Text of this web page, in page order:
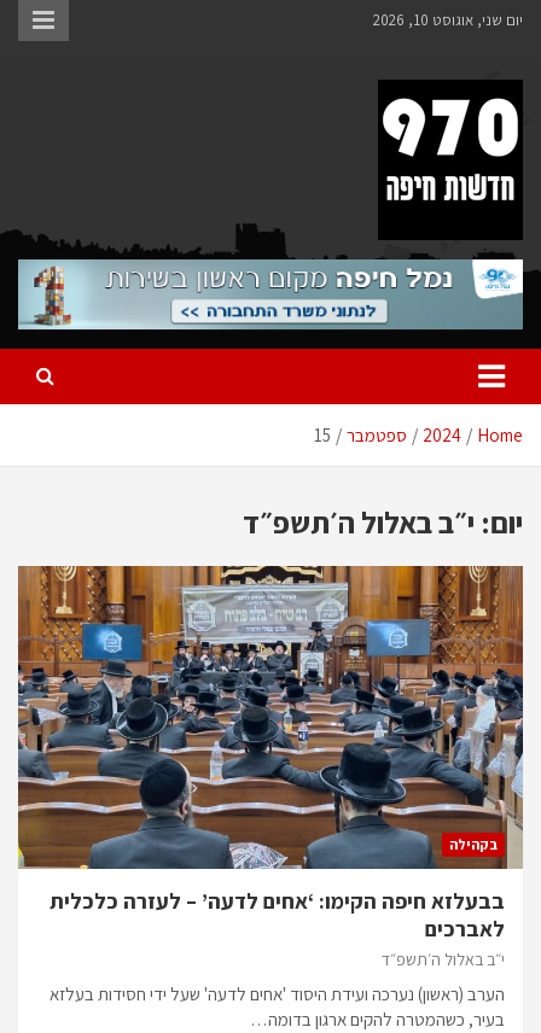
Skipיום שני, אוגוסט 10, 2026
970 חדשות חיפה
970 חדשות חיפה
Home
2024 ספטמבר 15
יום: י״ב באלול ה׳תשפ״ד
בקהילה
בבעלזא חיפה הקימו: ‘אחים לדעה’ – לעזרה כלכלית
לאברכים
י״ב באלול ה׳תשפ״ד
הערב (ראשון) נערכה ועידת היסוד 'אחים לדעה' שעל ידי חסידות בעלזא
בעיר, כשהמטרה להקים ארגון בדומה…